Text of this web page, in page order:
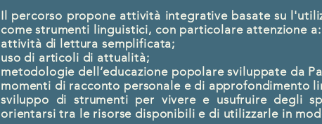
​Il percorso propone attività integrative basate su
come strumenti linguistici, con particolare attenzione a:
attività di lettura semplificata;
uso di articoli di attualità;
metodologie dell’educazione popolare sviluppate da
momenti di racconto personale e di approfondimento
sviluppo di strumenti per vivere e usufruire degli
orientarsi tra le risorse disponibili e di utilizzarle in